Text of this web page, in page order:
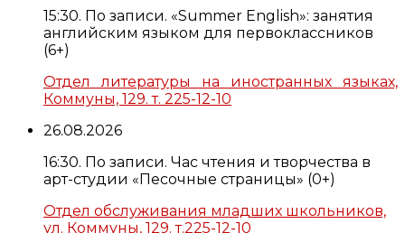
15:30. По записи. «Summer English»: занятия
английским языком для первоклассников
(6+)
Отдел литературы на иностранных языках,
Коммуны, 129. т. 225-12-10
26.08.2026
16:30. По записи. Час чтения и творчества в
арт-студии «Песочные страницы» (0+)
Отдел обслуживания младших школьников,
ул. Коммуны, 129. т.225-12-10